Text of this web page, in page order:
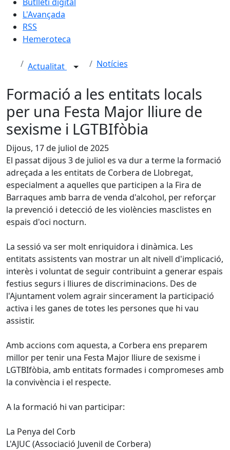
L'Avançada
RSS
Hemeroteca
Actualitat Notícies
Formació a les entitats locals
per una Festa Major lliure de
sexisme i LGTBIfòbia
Dijous, 17 de juliol de 2025
El passat dijous 3 de juliol es va dur a terme la formació
adreçada a les entitats de Corbera de Llobregat,
especialment a aquelles que participen a la Fira de
Barraques amb barra de venda d'alcohol, per reforçar
la prevenció i detecció de les violències masclistes en
espais d'oci nocturn.
La sessió va ser molt enriquidora i dinàmica. Les
entitats assistents van mostrar un alt nivell d'implicació,
interès i voluntat de seguir contribuint a generar espais
festius segurs i lliures de discriminacions. Des de
l'Ajuntament volem agrair sincerament la participació
activa i les ganes de totes les persones que hi vau
assistir.
Amb accions com aquesta, a Corbera ens preparem
millor per tenir una Festa Major lliure de sexisme i
LGTBIfòbia, amb entitats formades i compromeses amb
la convivència i el respecte.
A la formació hi van participar:
La Penya del Corb
L'AJUC (Associació Juvenil de Corbera)